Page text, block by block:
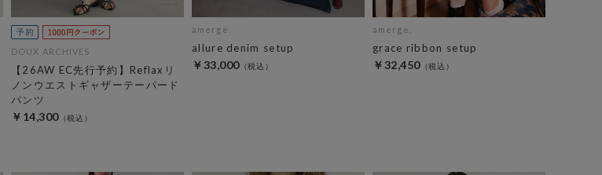
DOUX ARCHIVES
【26AW EC先行予約】Reflaxリ
ノンウエストギャザーテーパード
パンツ
￥14,300
amerge.
allure denim setup
￥33,000
amerge.
grace ribbon setup
￥32,450